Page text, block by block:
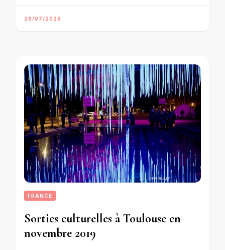
28/07/2026
FRANCE
Sorties culturelles à Toulouse en
novembre 2019